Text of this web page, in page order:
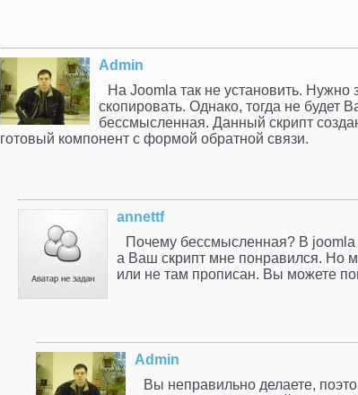
Admin
На Joomla так не установить. Нужно
скопировать. Однако, тогда не будет
бессмысленная. Данный скрипт
готовый компонент с формой обратной связи.
annettf
Почему бессмысленная? В joomla
а Ваш скрипт мне понравился. Но
или не там прописан. Вы можете
Admin
Вы неправильно делаете,